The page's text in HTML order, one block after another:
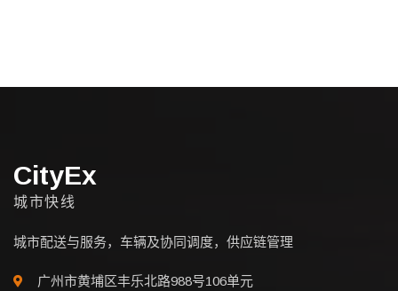
CityEx
城市快线
城市配送与服务，车辆及协同调度，供应链管理
广州市黄埔区丰乐北路988号106单元